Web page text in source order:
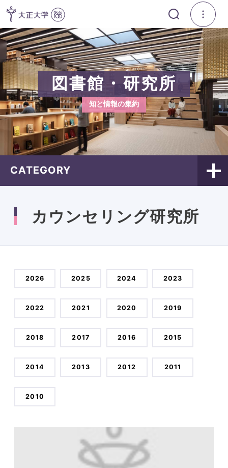
図書館・研究所
知と情報の集約
CATEGORY
カウンセリング研究所
2026 2025 2024 2023
2022 2021 2020 2019
2018 2017 2016 2015
2014 2013 2012 2011
2010